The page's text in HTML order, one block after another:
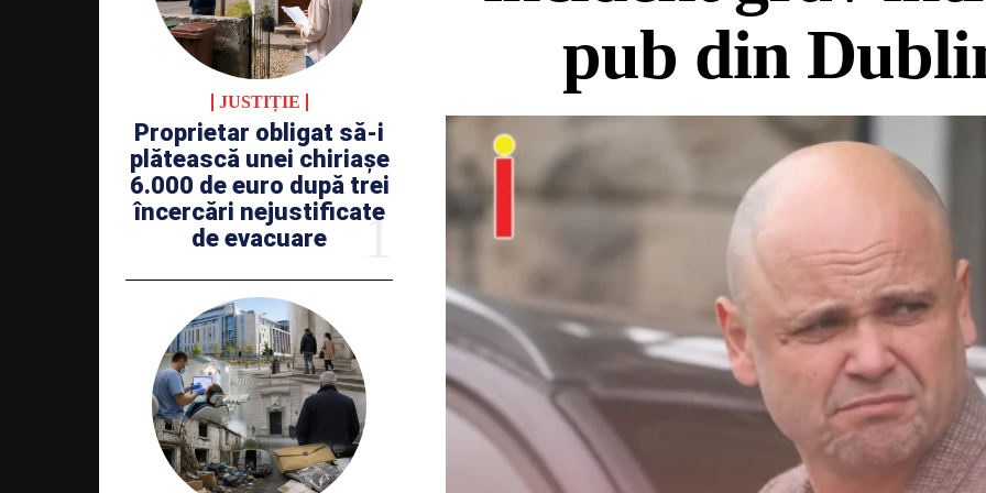
JUSTIȚIE
Proprietar obligat să-i
plătească unei chiriașe
6.000 de euro după trei
încercări nejustificate
de evacuare
pub din